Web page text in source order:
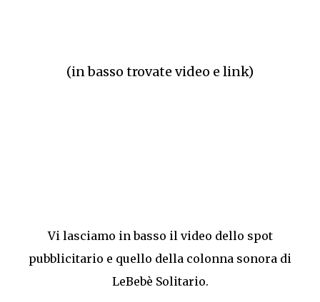
(in basso trovate video e link)
Vi lasciamo in basso il video dello spot
pubblicitario e quello della colonna sonora di
LeBebè Solitario.